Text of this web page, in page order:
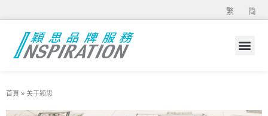
繁 简
首頁 » 关于颖思